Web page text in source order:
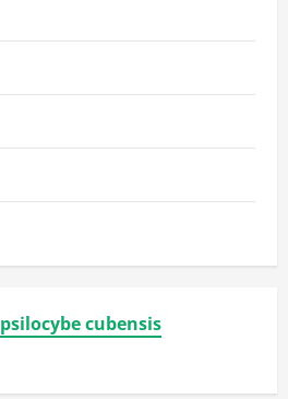
psilocybe cubensis